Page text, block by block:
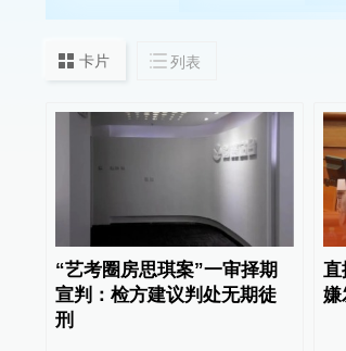
卡片 列表
“艺考圈房思琪案”一审择期
宣判：检方建议判处无期徒
刑
直
嫌